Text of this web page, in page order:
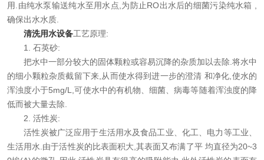
用.由纯水泵输送纯水至用水点,为防止RO出水后的细菌污染纯水箱 ,
确保出水水质.
清洗用水设备工艺原理:
1. 石英砂:
把水中一部分较大的固体颗粒或容易沉降的杂质加以去除.将水中
的细小颗粒杂质截留下来,从而使水得到进一步的澄清 和净化,使水的
浑浊度小于5mg/L,可使水中的有机物、细菌、病毒等随着浑浊度的降
低而被大量去除.
2. 活性炭:
活性炭被广泛应用于生活用水及食品工业、化工、电力等工业、
生活用水.由于活性炭的比表面积大,其表面又布满了平 均直径为20~3